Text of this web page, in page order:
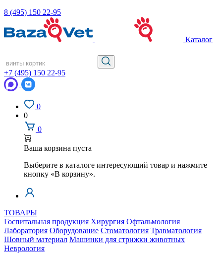
8 (495) 150 22-95
Каталог
+7 (495) 150 22-95
0
0
0
Ваша корзина пуста
Выберите в каталоге интересующий товар и нажмите
кнопку «В корзину».
ТОВАРЫ
Госпитальная продукция Хирургия Офтальмология
Лаборатория Оборудование Стоматология Травматология
Шовный материал Машинки для стрижки животных
Неврология